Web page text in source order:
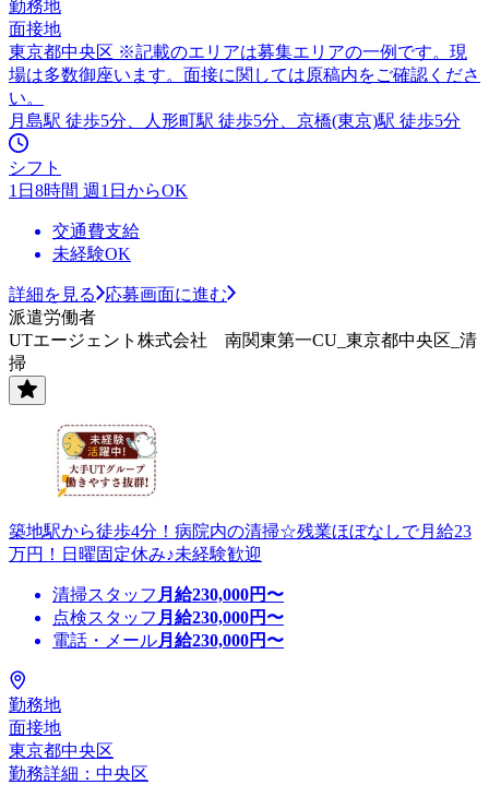
勤務地
面接地
東京都中央区 ※記載のエリアは募集エリアの一例です。現
場は多数御座います。面接に関しては原稿内をご確認くださ
い。
月島駅 徒歩5分、人形町駅 徒歩5分、京橋(東京)駅 徒歩5分
シフト
1日8時間 週1日からOK
交通費支給
未経験OK
詳細を見る
応募画面に進む
派遣労働者
UTエージェント株式会社 南関東第一CU_東京都中央区_清
掃
築地駅から徒歩4分！病院内の清掃☆残業ほぼなしで月給23
万円！日曜固定休み♪未経験歓迎
清掃スタッフ 月給230,000円〜
点検スタッフ 月給230,000円〜
電話・メール月給230,000円〜
勤務地
面接地
東京都中央区
勤務詳細：中央区